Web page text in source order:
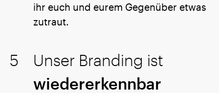
ihr euch und eurem Gegenüber etwas
zutraut.
Unser Branding ist
wiedererkennbar